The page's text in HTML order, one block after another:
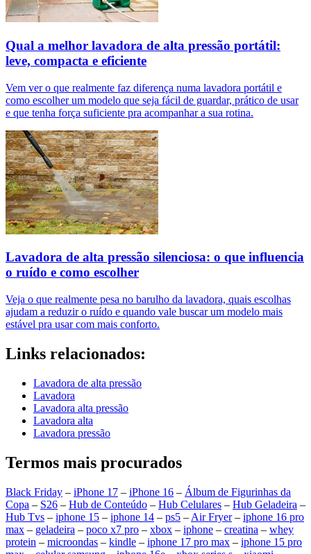
Qual a melhor lavadora de alta pressão portátil:
leve, compacta e eficiente
Vem ver o que realmente faz diferença numa lavadora portátil e
como escolher um modelo que seja fácil de guardar, prático de usar
e que tenha força suficiente pra acompanhar a sua rotina.
Lavadora de alta pressão silenciosa: o que influencia
o ruído e como escolher
Veja o que realmente pesa no barulho da lavadora, quais escolhas
ajudam a reduzir o ruído e quando vale buscar um modelo mais
estável pra usar com mais conforto.
Links relacionados:
Lavadora de alta pressão
Lavadora
Lavadora alta pressão
Lavadora alta
Lavadora pressão
Termos mais procurados
Black Friday – iPhone 17 – iPhone 16 – Álbum de Figurinhas da
Copa – S26 – Hub de Conteúdo – Hub Celulares – Hub Geladeira –
Hub Tvs – iphone 15 – iphone 14 – ps5 – Air Fryer– iphone 16 pro
max – geladeira – poco x7 pro – xbox – iphone – creatina – whey
protein – microondas – kindle – iphone 17 pro max – iphone 15 pro